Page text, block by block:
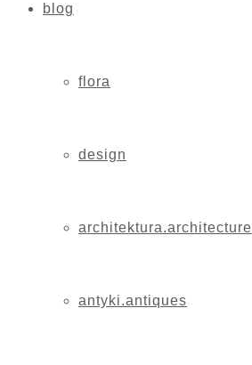
blog
flora
design
architektura.architecture
antyki.antiques